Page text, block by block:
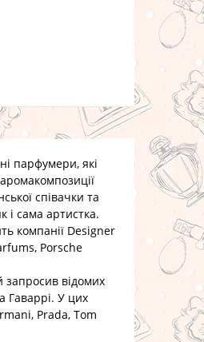
парфумери, які
співачки та
і сама артистка.
компанії Designer
Porsche
відомих
Гаваррі. У цих
Prada, Tom